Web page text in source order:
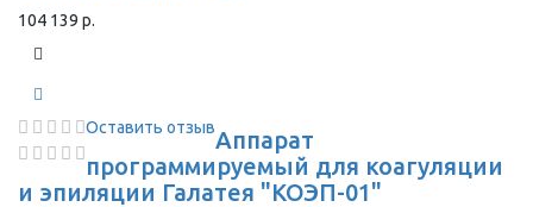
104 139 р.
Оставить отзывАппарат
программируемый для коагуляции
и эпиляции Галатея "КОЭП-01"